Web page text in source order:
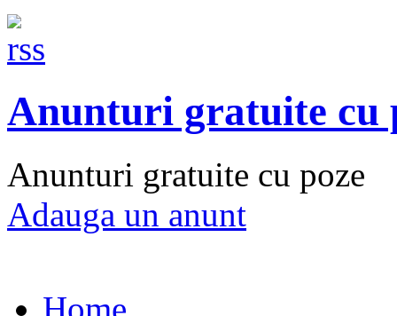
Anunturi gratuite cu
Anunturi gratuite cu poze
Adauga un anunt
Home